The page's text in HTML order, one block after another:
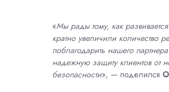
«Мы рады тому, как
кратно увеличили количество
поблагодарить нашего
надежную защиту клиентов от
безопасности», — поделился